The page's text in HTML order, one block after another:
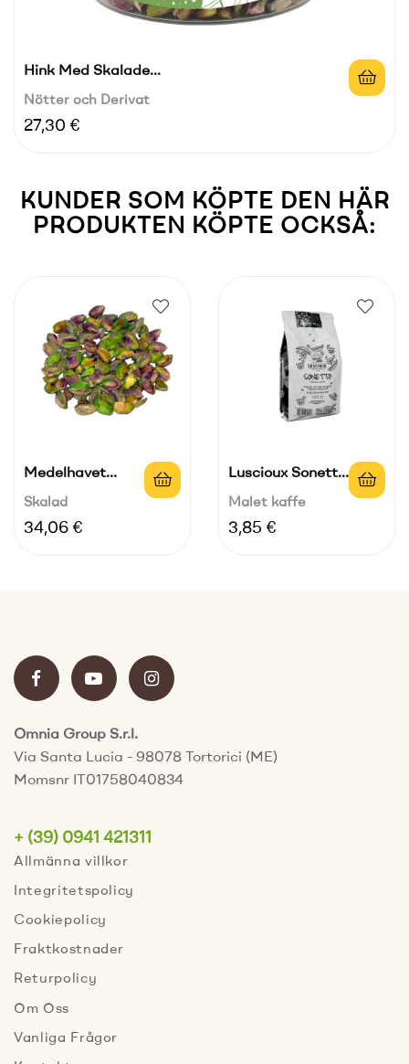
Hink Med Skalade...
Nötter och Derivat
Pris
27,30 €
KUNDER SOM KÖPTE DEN HÄR
PRODUKTEN KÖPTE OCKSÅ:
Medelhavet
Skalad Pistage
Skalad
Pris
34,06 €
Luscioux Sonetto
Blend Bar...
Malet kaffe
Pris
3,85 €
Omnia Group S.r.l.
Via Santa Lucia - 98078 Tortorici (ME)
Momsnr IT01758040834
+ (39) 0941 421311
Allmänna villkor
Integritetspolicy
Cookiepolicy
Fraktkostnader
Returpolicy
Om Oss
Vanliga Frågor